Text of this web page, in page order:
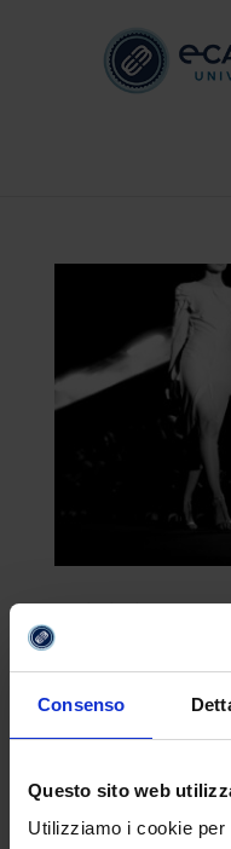
Consenso
Questo sito web
Utilizziamo i cookie
I migliori podcast
da
Consigli della
della moda. Sono
trattano